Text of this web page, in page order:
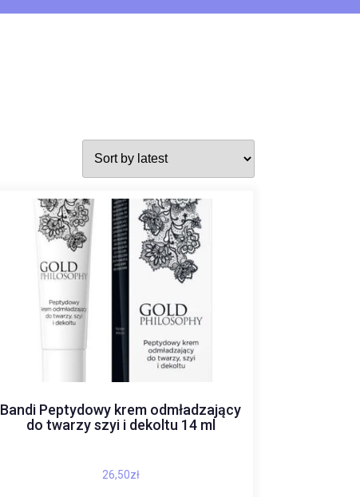
Bandi Peptydowy krem odmładzający
do twarzy szyi i dekoltu 14 ml
26,50zł